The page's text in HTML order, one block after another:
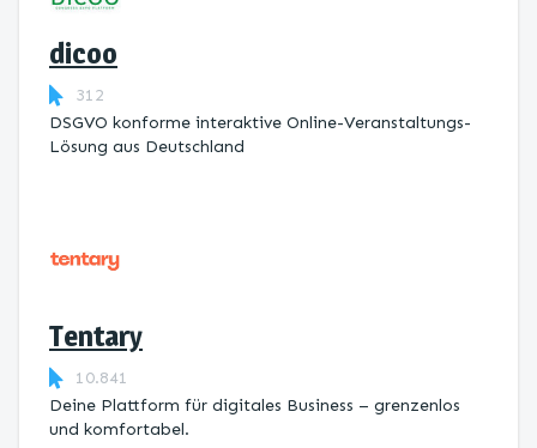
dicoo
312
DSGVO konforme interaktive Online-Veranstaltungs-
Lösung aus Deutschland
Tentary
10.841
Deine Plattform für digitales Business – grenzenlos
und komfortabel.